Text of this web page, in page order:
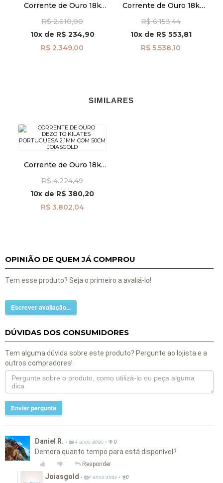
Corrente de Ouro 18k
50cm co02852
R$ 2.610,00
10xde R$ 234,90
R$ 2.349,00
Corrente de Ouro 18k
50cm co04801
R$ 6.153,44
10xde R$ 553,81
R$ 5.538,10
SIMILARES
Corrente de Ouro 18k
50cm co03992
R$ 4.224,49
10x de R$ 380,20
R$ 3.802,04
OPINIÃO DE QUEM JÁ COMPROU
Tem esse produto? Seja o primeiro a avaliá-lo!
Escrever avaliação...
DÚVIDAS DOS CONSUMIDORES
Tem alguma dúvida sobre este produto? Pergunte ao lojista e a
outros compradores!
Enviar pergunta
Daniel R. • 4 anos atrás • 0
Demora quanto tempo para está disponível?
Responder
Joiasgold • 4 anos atrás • 0